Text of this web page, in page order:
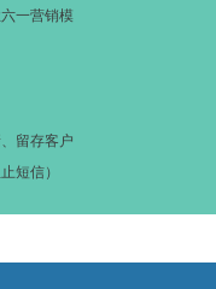
一营销模
留存客户
短信）